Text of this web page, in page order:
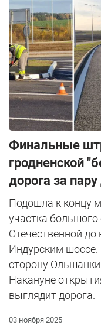
Финальные
гродненской
дорога за
Подошла к концу
участка
Отечественной до
Индурским шоссе.
сторону Ольшанки
Накануне
выглядит дорога.
03 ноября 2025